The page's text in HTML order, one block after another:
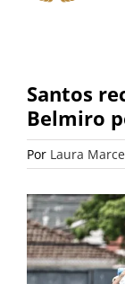
Santos
Belmiro
Por Laura